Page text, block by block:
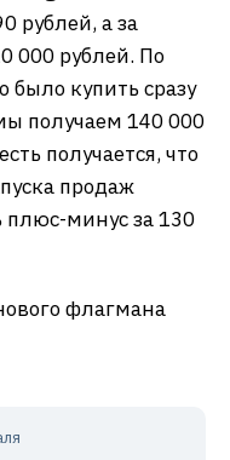
рублей, а за
000 рублей. По
было купить сразу
получаем 140 000
получается, что
продаж
плюс-минус за 130
флагмана